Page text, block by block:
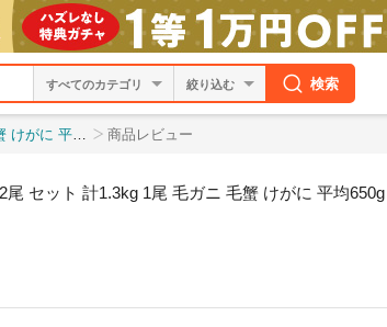
絞り込む 検索
フト プレゼント 商品レビュー
セット 計1.3kg 1尾 毛ガニ 毛蟹 けがに 平均